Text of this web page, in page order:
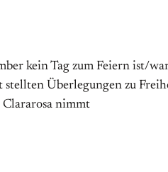
kein Tag zum Feiern ist/
Überlegungen zu
nimmt